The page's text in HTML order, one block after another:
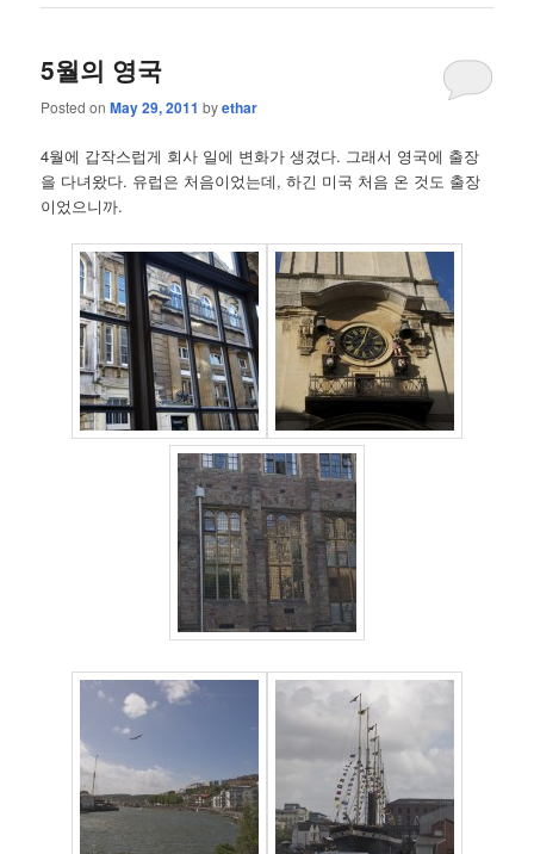
5월의 영국
Posted onMay 29, 2011 byethar
4월에 갑작스럽게 회사 일에 변화가 생겼다. 그래서 영국에 출장
을 다녀왔다. 유럽은 처음이었는데, 하긴 미국 처음 온 것도 출장
이었으니까.